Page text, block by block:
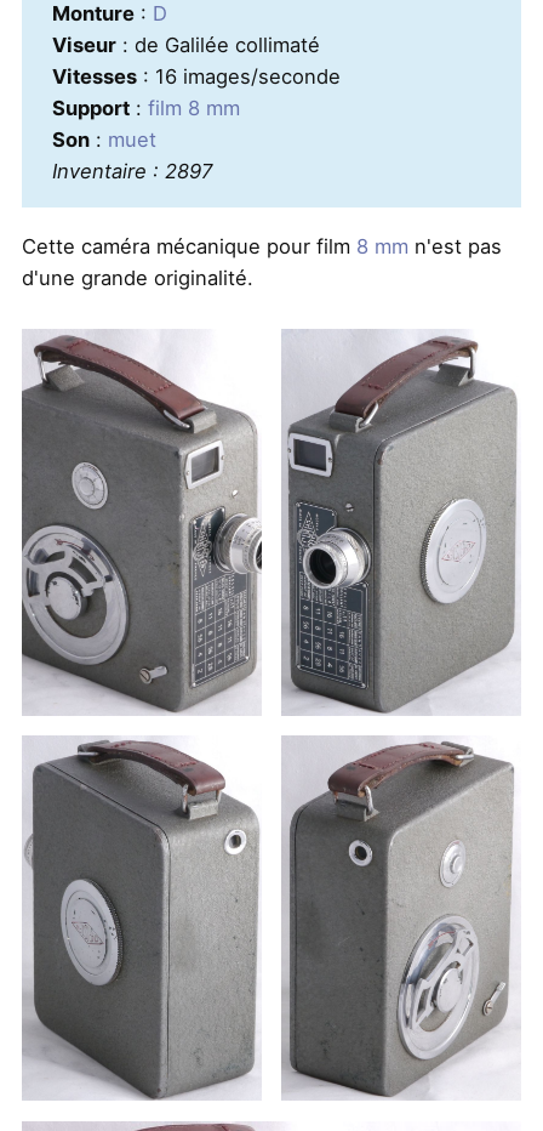
Monture: D
Viseur: de Galilée collimaté
Vitesses: 16 images/seconde
Support: film 8 mm
Son: muet
Inventaire : 2897
Cette caméra mécanique pour film 8 mm n'est pas
d'une grande originalité.